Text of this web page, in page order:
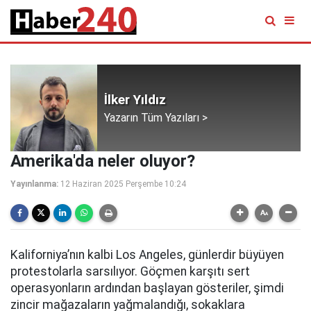
İlker Yıldız
Yazarın Tüm Yazıları >
Amerika'da neler oluyor?
Yayınlanma: 12 Haziran 2025 Perşembe 10:24
Kaliforniya’nın kalbi Los Angeles, günlerdir büyüyen
protestolarla sarsılıyor. Göçmen karşıtı sert
operasyonların ardından başlayan gösteriler, şimdi
zincir mağazaların yağmalandığı, sokaklara